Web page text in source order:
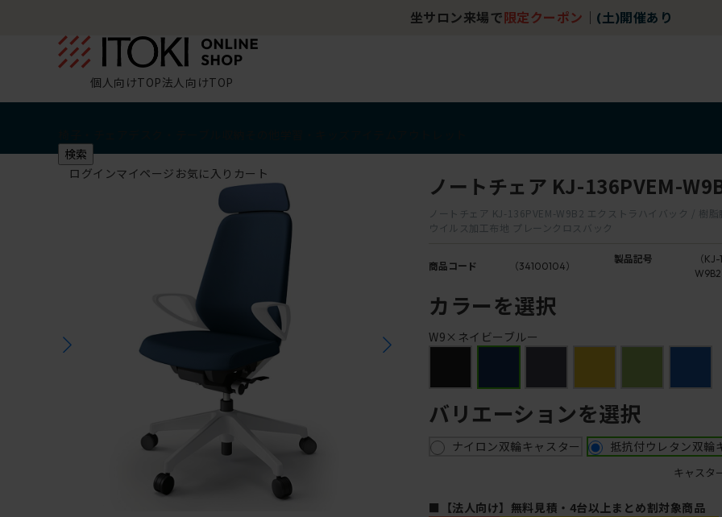
坐サロン来場で 限定クーポン (土)開催あり
個人向けTOP法人向けTOP
検索
ログインマイページ お気に入り カート ノートチェア KJ-136PVEM-
ノートチェア KJ-136PVEM-W9B2 エクストラハイバック / 樹
ウイルス加工布地 プレーンクロスバック
商品コード （34100104）
製品記号
（
カラーを選択
W9×ネイビーブルー
バリエーションを選択
ナイロン双輪キャスター 抵抗付ウレタン双輪
キャスタ
■【法人向け】無料見積・4台以上まとめ割対象商品